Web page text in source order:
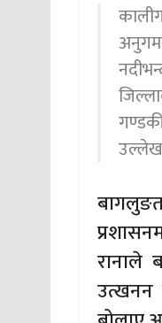
उल्लेख
रानाले
उत्खनन